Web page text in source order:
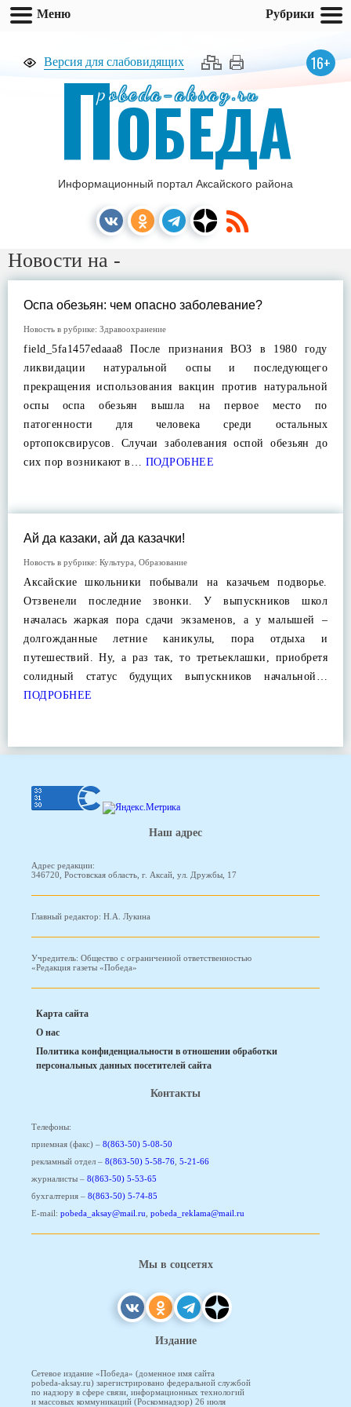
Версия для слабовидящих 16+
pobeda-aksay.ru
ПОБЕДА
Информационный портал Аксайского района
Новости на -
Оспа обезьян: чем опасно заболевание?
Новость в рубрике: Здравоохранение
field_5fa1457edaaa8 После признания ВОЗ в 1980 году
ликвидации натуральной оспы и последующего
прекращения использования вакцин против натуральной
оспы оспа обезьян вышла на первое место по
патогенности для человека среди остальных
ортопоксвирусов. Случаи заболевания оспой обезьян до
сих пор возникают в… ПОДРОБНЕЕ
Ай да казаки, ай да казачки!
Новость в рубрике: Культура Образование
Аксайские школьники побывали на казачьем подворье.
Отзвенели последние звонки. У выпускников школ
началась жаркая пора сдачи экзаменов, а у малышей –
долгожданные летние каникулы, пора отдыха и
путешествий. Ну, а раз так, то третьеклашки, приобретя
солидный статус будущих выпускников начальной…
ПОДРОБНЕЕ
Наш адрес
Адрес редакции:
346720, Ростовская область, г. Аксай, ул. Дружбы, 17
Главный редактор: Н.А. Лукина
Учредитель: Общество с ограниченной ответственностью
«Редакция газеты «Победа»
Карта сайта
О нас
Политика конфиденциальности в отношении обработки
персональных данных посетителей сайта
Контакты
Телефоны:
приемная (факс) – 8(863-50) 5-08-50
рекламный отдел – 8(863-50) 5-58-76 5-21-66
журналисты – 8(863-50) 5-53-65
бухгалтерия – 8(863-50) 5-74-85
E-mail: pobeda_aksay@mail.ru pobeda_reklama@mail.ru
Мы в соцсетях
Издание
Сетевое издание «Победа» (доменное имя сайта
pobeda-aksay.ru) зарегистрировано федеральной службой
по надзору в сфере связи, информационных технологий
и массовых коммуникаций (Роскомнадзор) 26 июля
Меню Рубрики